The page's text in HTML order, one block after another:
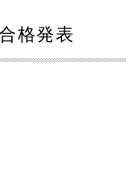
格発表